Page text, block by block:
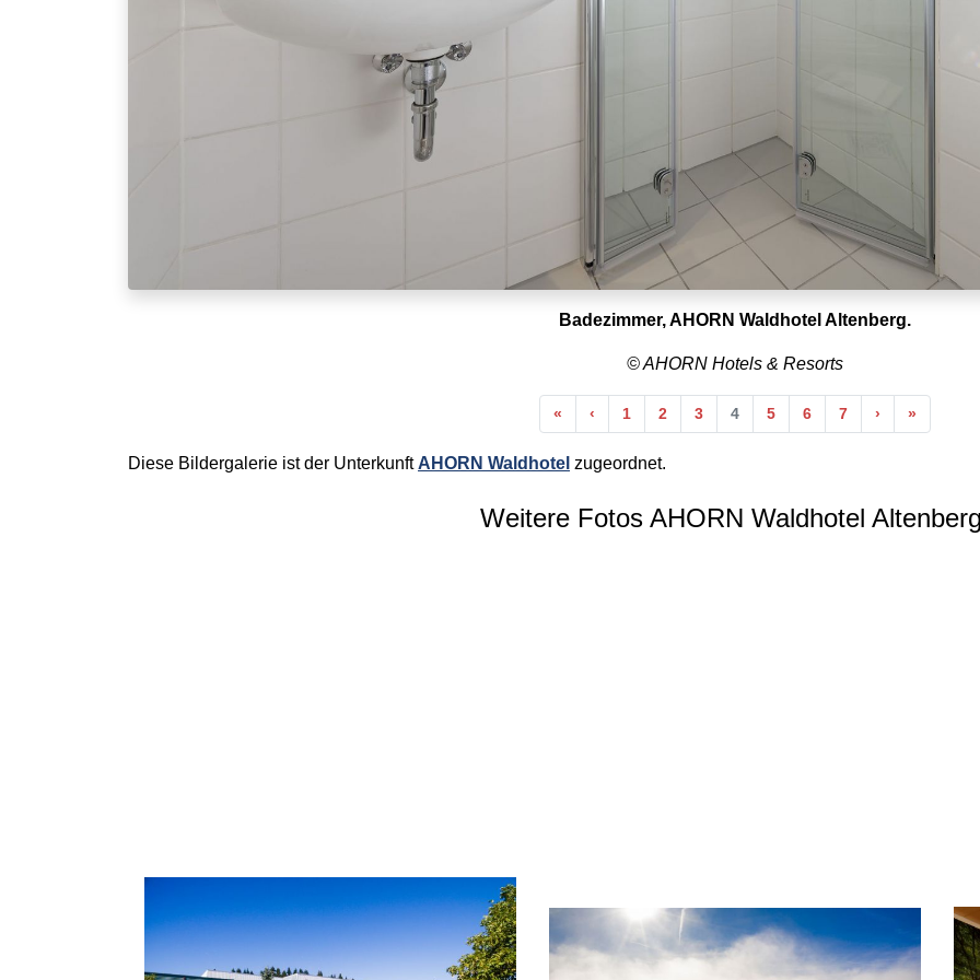
Badezimmer, AHORN Waldhotel Altenberg.
© AHORN Hotels & Resorts
« Anfang
‹ Vorherige
1 2 3 4 5 6 7 › Nächste
»
Diese Bildergalerie ist der Unterkunft AHORN Waldhotel zugeordnet.
Weitere Fotos AHORN Waldhotel